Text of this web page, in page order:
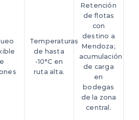
Temperaturas
de hasta
-10°C en
ruta alta.
Retención
de flotas
con
destino a
Mendoza;
acumulación
de carga
en
bodegas
de la zona
central.